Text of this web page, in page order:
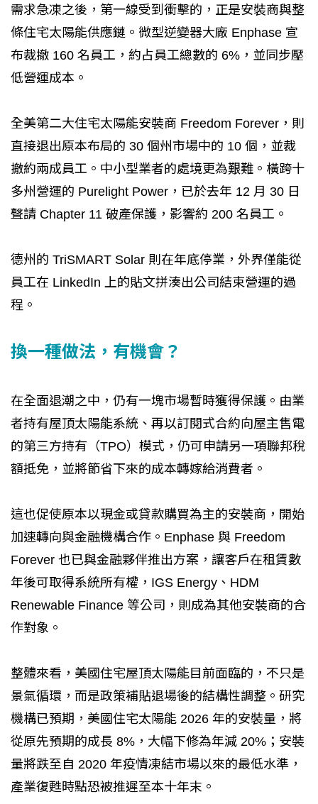
需求急凍之後，第一線受到衝擊的，正是安裝商與整
條住宅太陽能供應鏈。微型逆變器大廠 Enphase 宣
布裁撤 160 名員工，約占員工總數的 6%，並同步壓
低營運成本。
全美第二大住宅太陽能安裝商 Freedom Forever，則
直接退出原本布局的 30 個州市場中的 10 個，並裁
撤約兩成員工。中小型業者的處境更為艱難。橫跨十
多州營運的 Purelight Power，已於去年 12 月 30 日
聲請 Chapter 11 破產保護，影響約 200 名員工。
德州的 TriSMART Solar 則在年底停業，外界僅能從
員工在 LinkedIn 上的貼文拼湊出公司結束營運的過
程。
換一種做法，有機會？
在全面退潮之中，仍有一塊市場暫時獲得保護。由業
者持有屋頂太陽能系統、再以訂閱式合約向屋主售電
的第三方持有（TPO）模式，仍可申請另一項聯邦稅
額抵免，並將節省下來的成本轉嫁給消費者。
這也促使原本以現金或貸款購買為主的安裝商，開始
加速轉向與金融機構合作。Enphase 與 Freedom
Forever 也已與金融夥伴推出方案，讓客戶在租賃數
年後可取得系統所有權，IGS Energy、HDM
Renewable Finance 等公司，則成為其他安裝商的合
作對象。
整體來看，美國住宅屋頂太陽能目前面臨的，不只是
景氣循環，而是政策補貼退場後的結構性調整。研究
機構已預期，美國住宅太陽能 2026 年的安裝量，將
從原先預期的成長 8%，大幅下修為年減 20%；安裝
量將跌至自 2020 年疫情凍結市場以來的最低水準，
產業復甦時點恐被推遲至本十年末。